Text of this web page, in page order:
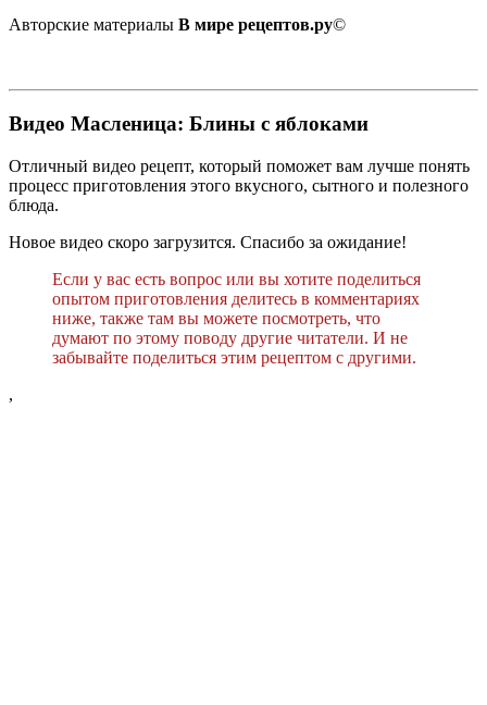
Авторские материалы В мире рецептов.ру©
Видео Масленица: Блины с яблоками
Отличный видео рецепт, который поможет вам лучше понять
процесс приготовления этого вкусного, сытного и полезного
блюда.
Новое видео скоро загрузится. Спасибо за ожидание!
Если у вас есть вопрос или вы хотите поделиться
опытом приготовления делитесь в комментариях
ниже, также там вы можете посмотреть, что
думают по этому поводу другие читатели. И не
забывайте поделиться этим рецептом с другими.
,